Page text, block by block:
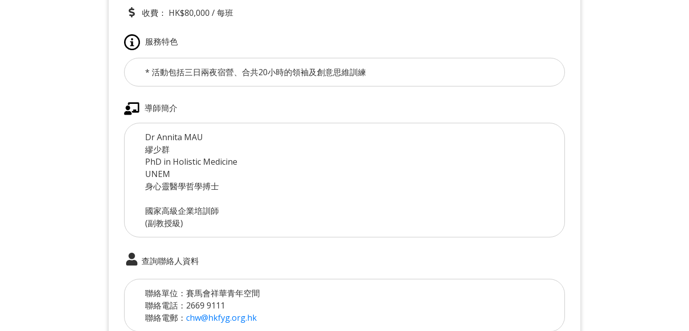
收費： HK$80,000 / 每班
服務特色
* 活動包括三日兩夜宿營、合共20小時的領袖及創意思維訓練
導師簡介
Dr Annita MAU
繆少群
PhD in Holistic Medicine
UNEM
身心靈醫學哲學搏士
國家高級企業培訓師
(副教授級)
查詢聯絡人資料
聯絡單位：賽馬會祥華青年空間
聯絡電話：2669 9111
聯絡電郵： chw@hkfyg.org.hk